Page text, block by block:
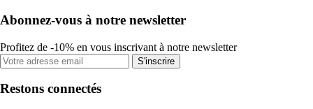
Abonnez-vous à notre newsletter
Profitez de -10% en vous inscrivant à notre newsletter
S'inscrire
Restons connectés